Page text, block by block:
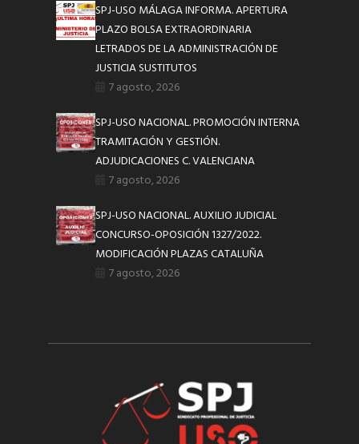
SPJ-USO MÁLAGA INFORMA. APERTURA
PLAZO BOLSA EXTRAORDINARIA
LETRADOS DE LA ADMINISTRACIÓN DE
JUSTICIA SUSTITUTOS
7 agosto, 2026
SPJ-USO NACIONAL. PROMOCIÓN INTERNA
TRAMITACIÓN Y GESTIÓN.
ADJUDICACIONES C. VALENCIANA
7 agosto, 2026
SPJ-USO NACIONAL. AUXILIO JUDICIAL
CONCURSO-OPOSICIÓN 1327/2022.
MODIFICACIÓN PLAZAS CATALUÑA
7 agosto, 2026